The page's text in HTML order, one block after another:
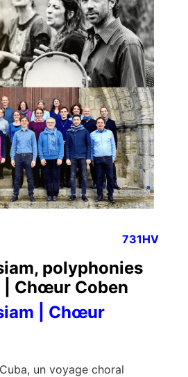
731HV
polyphonies
| Chœur Coben
| Chœur
un voyage choral